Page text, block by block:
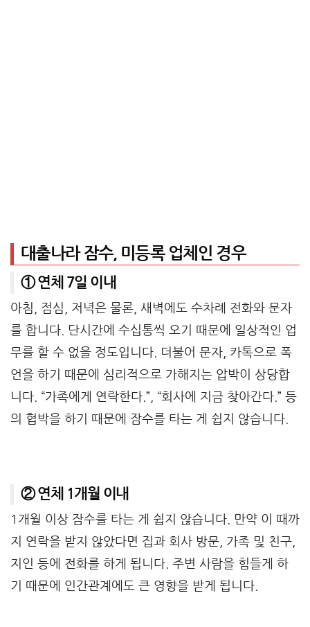
대출나라 잠수, 미등록 업체인 경우
① 연체 7일 이내
아침, 점심, 저녁은 물론, 새벽에도 수차례 전화와 문자
를 합니다. 단시간에 수십통씩 오기 때문에 일상적인 업
무를 할 수 없을 정도입니다. 더불어 문자, 카톡으로 폭
언을 하기 때문에 심리적으로 가해지는 압박이 상당합
니다. “가족에게 연락한다.”, “회사에 지금 찾아간다.” 등
의 협박을 하기 때문에 잠수를 타는 게 쉽지 않습니다.
② 연체 1개월 이내
1개월 이상 잠수를 타는 게 쉽지 않습니다. 만약 이 때까
지 연락을 받지 않았다면 집과 회사 방문, 가족 및 친구,
지인 등에 전화를 하게 됩니다. 주변 사람을 힘들게 하
기 때문에 인간관계에도 큰 영향을 받게 됩니다.